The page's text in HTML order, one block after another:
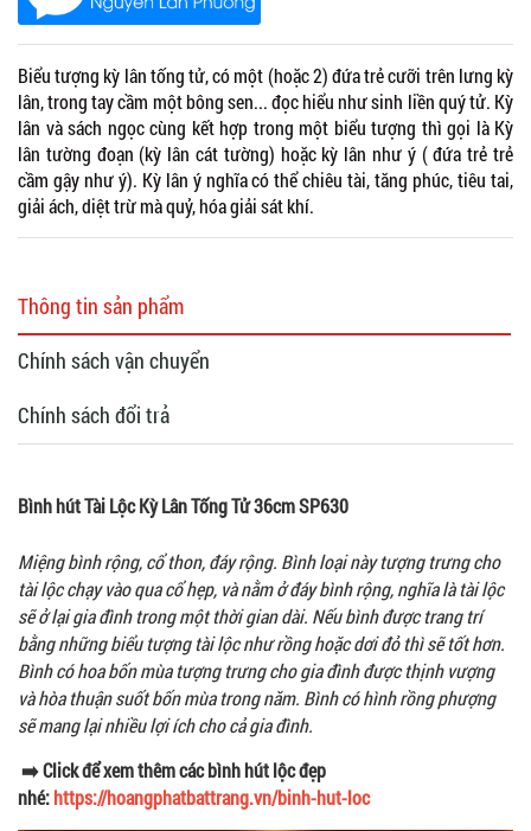
Biểu tượng kỳ lân tống tử, có một (hoặc 2) đứa trẻ cưỡi trên lưng kỳ
lân, trong tay cầm một bông sen... đọc hiểu như sinh liền quý tử. Kỳ
lân và sách ngọc cùng kết hợp trong một biểu tượng thì gọi là Kỳ
lân tường đoạn (kỳ lân cát tường) hoặc kỳ lân như ý ( đứa trẻ trẻ
cầm gậy như ý). Kỳ lân ý nghĩa có thể chiêu tài, tăng phúc, tiêu tai,
giải ách, diệt trừ mà quỷ, hóa giải sát khí.
Thông tin sản phẩm
Chính sách vận chuyển
Chính sách đổi trả
Bình hút Tài Lộc Kỳ Lân Tống Tử 36cm SP630
Miệng bình rộng, cổ thon, đáy rộng. Bình loại này tượng trưng cho
tài lộc chạy vào qua cổ hẹp, và nằm ở đáy bình rộng, nghĩa là tài lộc
sẽ ở lại gia đình trong một thời gian dài. Nếu bình được trang trí
bằng những biểu tượng tài lộc như rồng hoặc dơi đỏ thì sẽ tốt hơn.
Bình có hoa bốn mùa tượng trưng cho gia đình được thịnh vượng
và hòa thuận suốt bốn mùa trong năm. Bình có hình rồng phượng
sẽ mang lại nhiều lợi ích cho cả gia đình.
➡️ Click để xem thêm các bình hút lộc đẹp
nhé:https://hoangphatbattrang.vn/binh-hut-loc